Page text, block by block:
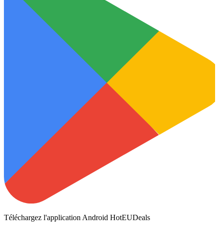
Téléchargez l'application Android HotEUDeals